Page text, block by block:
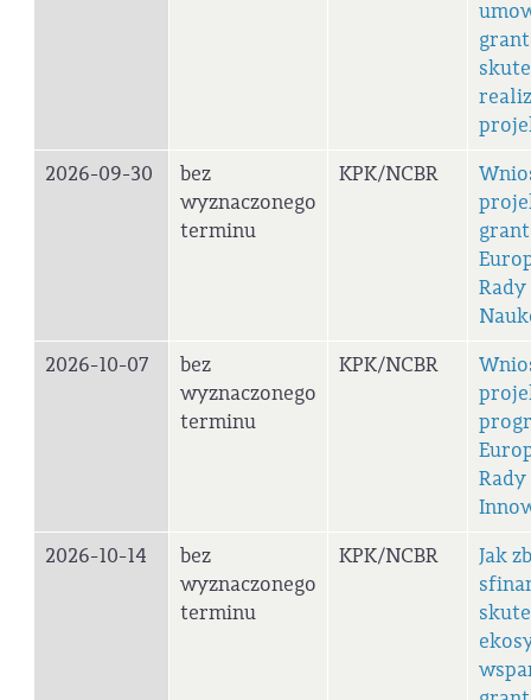
2026-09-30
bez
wyznaczonego
terminu
KPK/NCBR
Rady
2026-10-07
bez
wyznaczonego
terminu
KPK/NCBR
Rady
2026-10-14
bez
wyznaczonego
terminu
KPK/NCBR
Jak